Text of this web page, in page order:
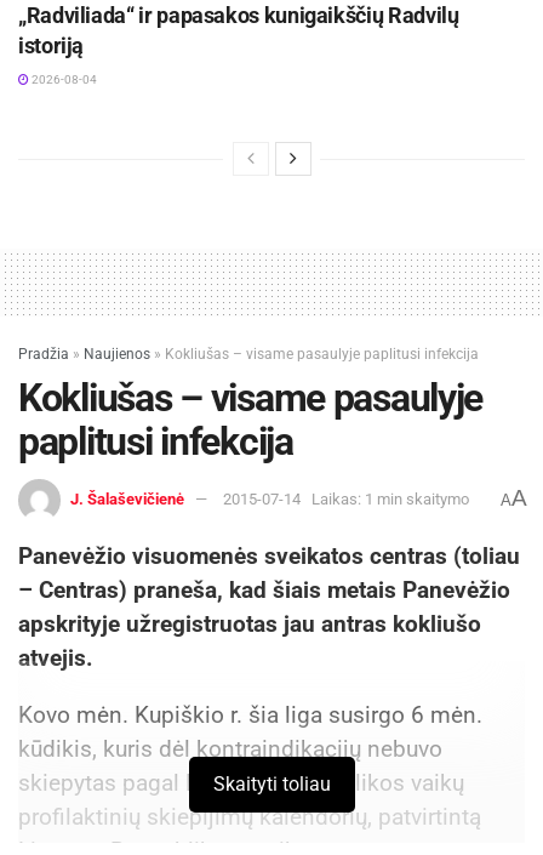
„Radviliada“ ir papasakos kunigaikščių Radvilų
istoriją
2026-08-04
Pradžia » Naujienos » Kokliušas – visame pasaulyje paplitusi infekcija
Kokliušas – visame pasaulyje
paplitusi infekcija
J. Šalaševičienė 2015-07-14 Laikas: 1 min skaitymo AA
Panevėžio visuomenės sveikatos centras (toliau
– Centras) praneša, kad šiais metais Panevėžio
apskrityje užregistruotas jau antras kokliušo
atvejis.
Kovo mėn. Kupiškio r. šia liga susirgo 6 mėn.
kūdikis, kuris dėl kontraindikacijų nebuvo
skiepytas pagal Lietuvos Respublikos vaikų
profilaktinių skiepijimų kalendorių, patvirtintą
Skaityti toliau